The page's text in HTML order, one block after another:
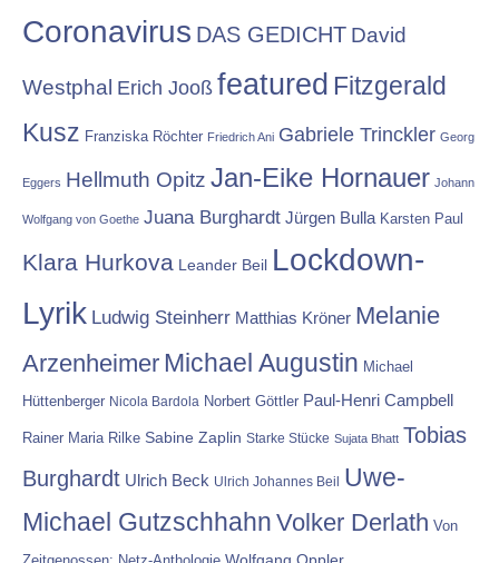
Coronavirus DAS GEDICHT David
Westphal Erich Jooß featured Fitzgerald
Kusz Franziska Röchter Friedrich Ani Gabriele Trinckler Georg
Eggers Hellmuth Opitz Jan-Eike Hornauer Johann
Wolfgang von Goethe Juana Burghardt Jürgen Bulla Karsten Paul
Klara Hurkova Leander Beil Lockdown-
Lyrik Ludwig Steinherr Matthias Kröner Melanie
Arzenheimer Michael Augustin Michael
Hüttenberger Nicola Bardola Norbert Göttler Paul-Henri Campbell
Rainer Maria Rilke Sabine Zaplin Starke Stücke Sujata Bhatt Tobias
Burghardt Ulrich Beck Ulrich Johannes Beil Uwe-
Michael Gutzschhahn Volker Derlath Von
Wolfgang Oppler